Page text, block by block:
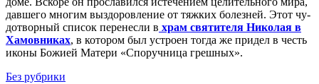
дав­ше­го мно­гим вы­здо­ров­ле­ние от тяж­ких бо­лез­ней. Этот чу­
до­твор­ный спи­сок пе­ре­нес­ли в храм свя­ти­те­ля Ни­ко­лая в
Ха­мов­ни­ках, в ко­то­ром был устро­ен то­гда же при­дел в честь
ико­ны Бо­жи­ей Ма­те­ри «Спо­руч­ни­ца греш­ных».
Без рубрики